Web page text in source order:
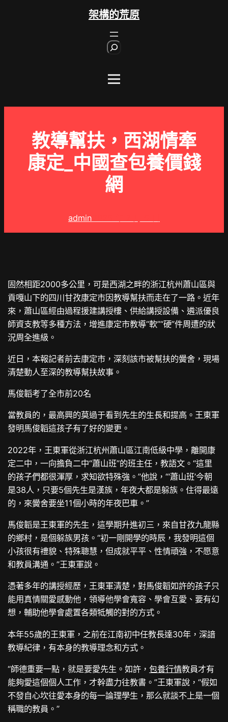
架構的荒原
教導幫扶，西湖情牽
康定_中國查包養價錢
網
admin
固然相距2000多公里，可是西湖之畔的浙江杭州蕭山區與
貢嘎山下的四川甘孜康定市因教導幫扶而走在了一路。近年
來，蕭山區經由過程援建講授樓、供給講授設備、遴派優良
師資支教等多種方法，增進康定市教導“軟”“硬”件周遭的狀
況周全進級。
近日，本報記者前去康定市，深刻該市被幫扶的黌舍，現場
清楚動人至深的教導幫扶故事。
馬俊韜考了全市前20名
當教員的，最高興的莫過于看到先生的生長和提高。王東軍
發明馬俊韜這孩子有了好的變更。
2022年，王東軍從浙江杭州蕭山區江南低級中學，離開康
定二中，一向擔負二中“蕭山班”的班主任，教語文。“這里
的孩子們都很渾厚，求知欲特殊強。”他說，“‘蕭山班’今朝
是38人，只要5個先生是漢族，年夜大都是躲族。住得最遠
的，來黌舍要坐11個小時的年夜巴車。”
馬俊韜是王東軍的先生，這學期升進初三，來自甘孜九龍縣
的鄉村，是個躲族男孩。“初一剛開學的時辰，我發明這個
小孩很有禮貌、特殊聰慧，但成就平平、性情頑強，不愿意
和教員溝通。”王東軍說。
憑著多年的講授經歷，王東軍清楚，對馬俊韜如許的孩子只
能用真情關愛感動他，領導他學會寬容、學會互愛、要有幻
想，輔助他學會處置各類牴觸的對的方式。
本年55歲的王東軍，之前在江南初中任教長達30年，深諳
教導紀律，有本身的教導理念和方式。
“師德重要一點，就是要愛先生。如許，包養行情教員才有
能夠愛這個個人工作，才幹盡力往教書。”王東軍說，“假如
不發自心坎往愛本身的每一論理學生，那么就談不上是一個
稱職的教員。”